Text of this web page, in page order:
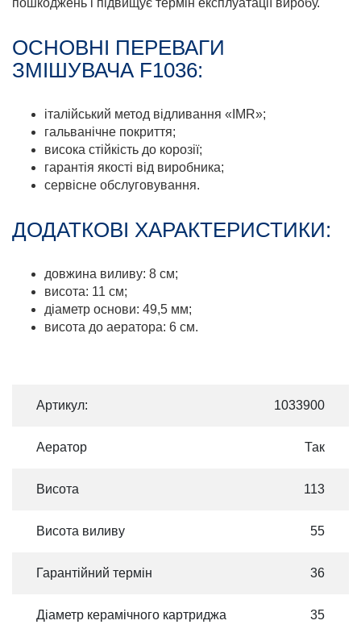
пошкоджень і підвищує термін експлуатації виробу.
ОСНОВНІ ПЕРЕВАГИ
ЗМІШУВАЧА F1036:
італійський метод відливання «IMR»;
гальванічне покриття;
висока стійкість до корозії;
гарантія якості від виробника;
сервісне обслуговування.
ДОДАТКОВІ ХАРАКТЕРИСТИКИ:
довжина виливу: 8 см;
висота: 11 см;
діаметр основи: 49,5 мм;
висота до аератора: 6 см.
Артикул: 1033900
Аератор Так
Висота 113
Висота виливу 55
Гарантійний термін 36
Діаметр керамічного картриджа 35